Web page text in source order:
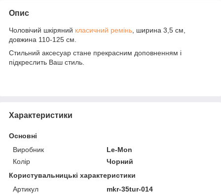
Опис
Чоловічий шкіряний класичний ремінь , ширина 3,5 см,
довжина 110-125 см.
Стильний аксесуар стане прекрасним доповненням і
підкреслить Ваш стиль.
Характеристики
Основні
Виробник
Le-Mon
Колір
Чорний
Користувальницькі характеристики
Артикул
mkr-35tur-014